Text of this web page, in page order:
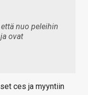
nuo peleihin
ovat
ces ja myyntiin